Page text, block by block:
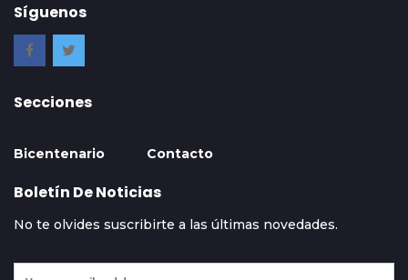
Síguenos
Secciones
Bicentenario Contacto
Boletín De Noticias
No te olvides suscribirte a las últimas novedades.